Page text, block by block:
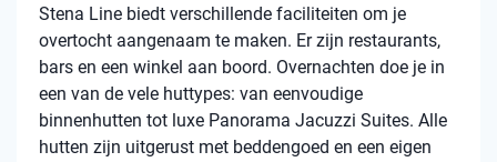
Stena Line biedt verschillende faciliteiten om je
overtocht aangenaam te maken. Er zijn restaurants,
bars en een winkel aan boord. Overnachten doe je in
een van de vele huttypes: van eenvoudige
binnenhutten tot luxe Panorama Jacuzzi Suites. Alle
hutten zijn uitgerust met beddengoed en een eigen